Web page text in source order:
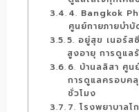
4. Bangkok
ศูนย์กายภายบำ
5. อยู่สุข เนอร์ส
สูงอายุ การดูแล
6. บ้านลลิสา ศูน
การดูแลครอบค
ชั่วโมง
7. โรงพยาบาลโ